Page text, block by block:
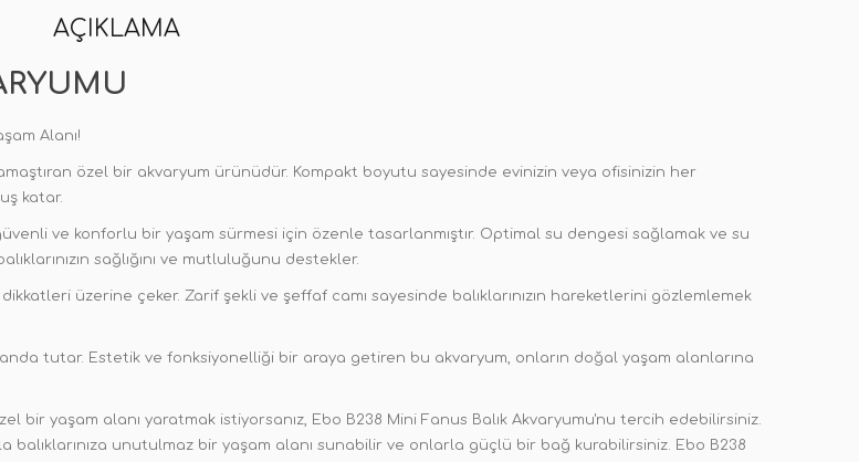
AÇIKLAMA
Alanı!
özel bir akvaryum ürünüdür. Kompakt boyutu sayesinde evinizin veya ofisinizin her
katar.
ve konforlu bir yaşam sürmesi için özenle tasarlanmıştır. Optimal su dengesi sağlamak ve su
sağlığını ve mutluluğunu destekler.
üzerine çeker. Zarif şekli ve şeffaf camı sayesinde balıklarınızın hareketlerini gözlemlemek
tutar. Estetik ve fonksiyonelliği bir araya getiren bu akvaryum, onların doğal yaşam alanlarına
bir yaşam alanı yaratmak istiyorsanız, Ebo B238 Mini Fanus Balık Akvaryumu'nu tercih edebilirsiniz.
balıklarınıza unutulmaz bir yaşam alanı sunabilir ve onlarla güçlü bir bağ kurabilirsiniz. Ebo B238